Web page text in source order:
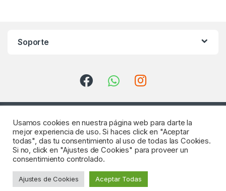
Soporte
¿Consultas? Llámenos
922 64 18 04
Usamos cookies en nuestra página web para darte la
mejor experiencia de uso. Si haces click en "Aceptar
todas", das tu consentimiento al uso de todas las Cookies.
Si no, click en "Ajustes de Cookies" para proveer un
consentimiento controlado.
Ajustes de Cookies Aceptar Todas